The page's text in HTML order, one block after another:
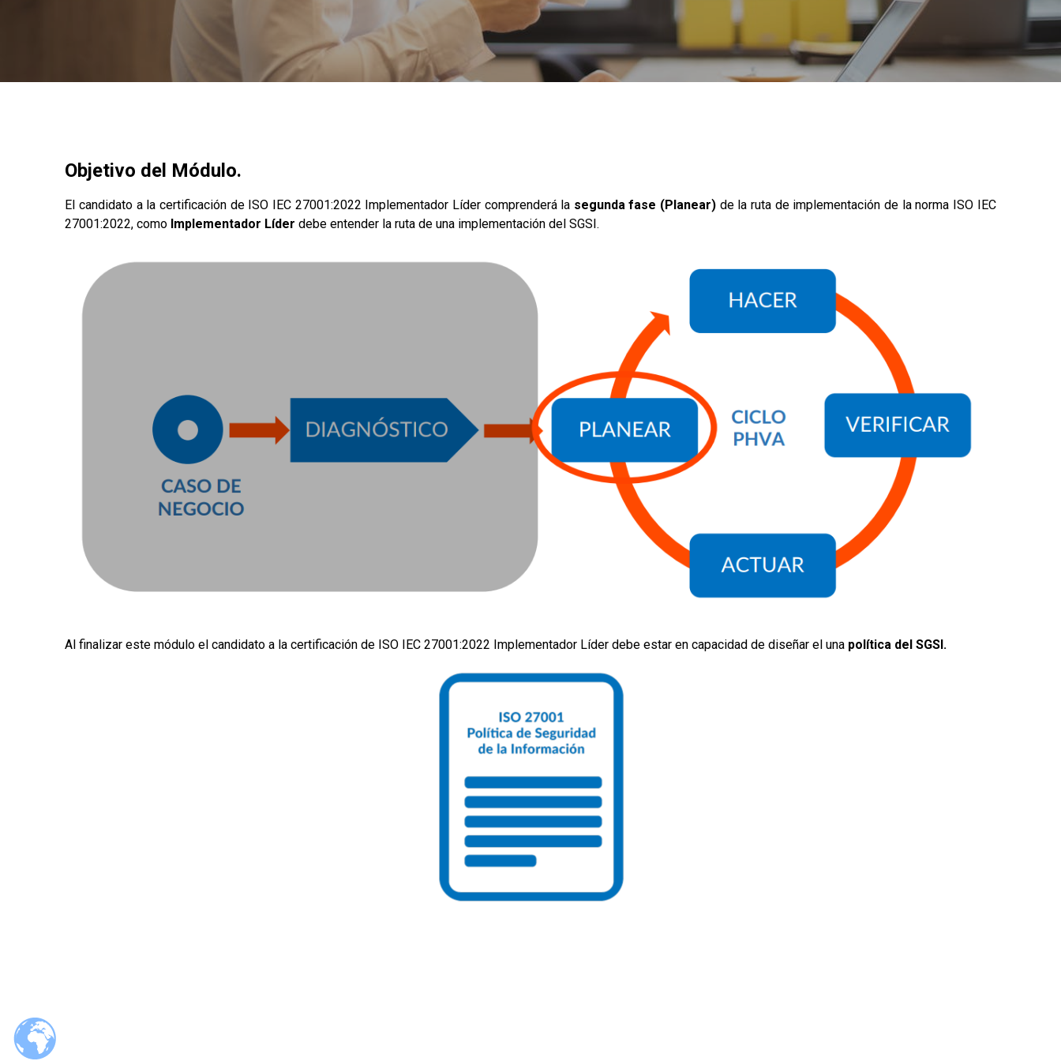
Objetivo del Módulo.
El candidato a la certificación de ISO IEC 27001:2022 Implementador Líder comprenderá la segunda fase (Planear) de la ruta de implementación de la norma ISO IEC
27001:2022, como Implementador Líder debe entender la ruta de una implementación del SGSI.
Al finalizar este módulo el candidato a la certificación de ISO IEC 27001:2022 Implementador Líder debe estar en capacidad de diseñar el una política del SGSI.